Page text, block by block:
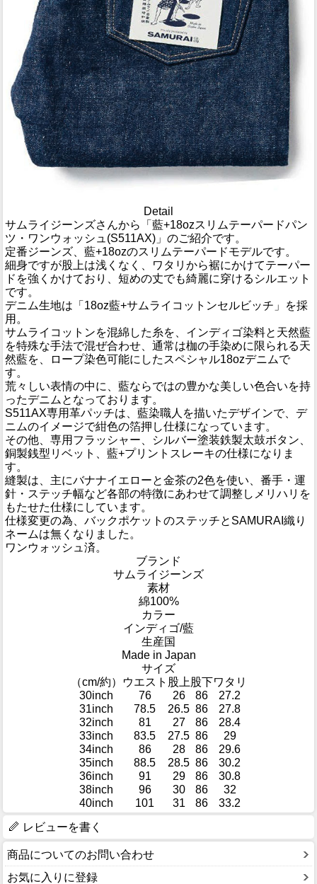
Detail
サムライジーンズさんから「藍+18ozスリムテーパードパン
ツ・ワンウォッシュ(S511AX)」のご紹介です。
定番ジーンズ、藍+18ozのスリムテーパードモデルです。
細身ですが股上は浅くなく、ワタリから裾にかけてテーパー
ドを強くかけており、短めの丈でも綺麗に穿けるシルエット
です。
デニム生地は「18oz藍+サムライコットンセルビッチ」を採
用。
サムライコットンを混綿した糸を、インディゴ染料と天然藍
を特殊な手法で混ぜ合わせ、通常は枷の手染めに限られる天
然藍を、ロープ染色可能にしたスペシャル18ozデニムで
す。
荒々しい表情の中に、藍ならではの豊かな美しい色合いを持
ったデニムとなっております。
S511AX専用革パッチは、藍染職人を描いたデザインで、デ
ニムのイメージで紺色の箔押し仕様になっています。
その他、専用フラッシャー、シルバー塗装鉄製太鼓ボタン、
銅製銭型リベット、藍+プリントスレーキの仕様になりま
す。
縫製は、主にバナナイエローと金茶の2色を使い、番手・運
針・ステッチ幅など各部の特徴にあわせて調整しメリハリを
もたせた仕様にしています。
仕様変更の為、バックポケットのステッチとSAMURAI織り
ネームは無くなりました。
ワンウォッシュ済。
ブランド
サムライジーンズ
素材
綿100%
カラー
インディゴ/藍
生産国
Made in Japan
サイズ
（cm/約）
ウエスト 股上股下 ワタリ
30inch
76 26 86
27.2
31inch
78.5 26.5 86
27.8
32inch
81 27 86
28.4
33inch
83.5 27.5 86
29
34inch
86 28 86
29.6
35inch
88.5 28.5 86
30.2
36inch
91 29 86
30.8
38inch
96 30 86
32
40inch
101 31 86
33.2
レビューを書く
商品についてのお問い合わせ
お気に入りに登録